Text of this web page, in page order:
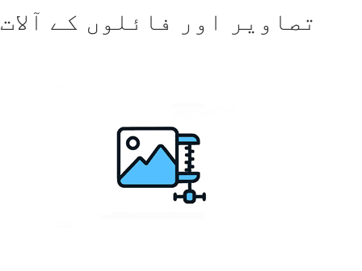
تصاویر اور فائلوں کے آلات